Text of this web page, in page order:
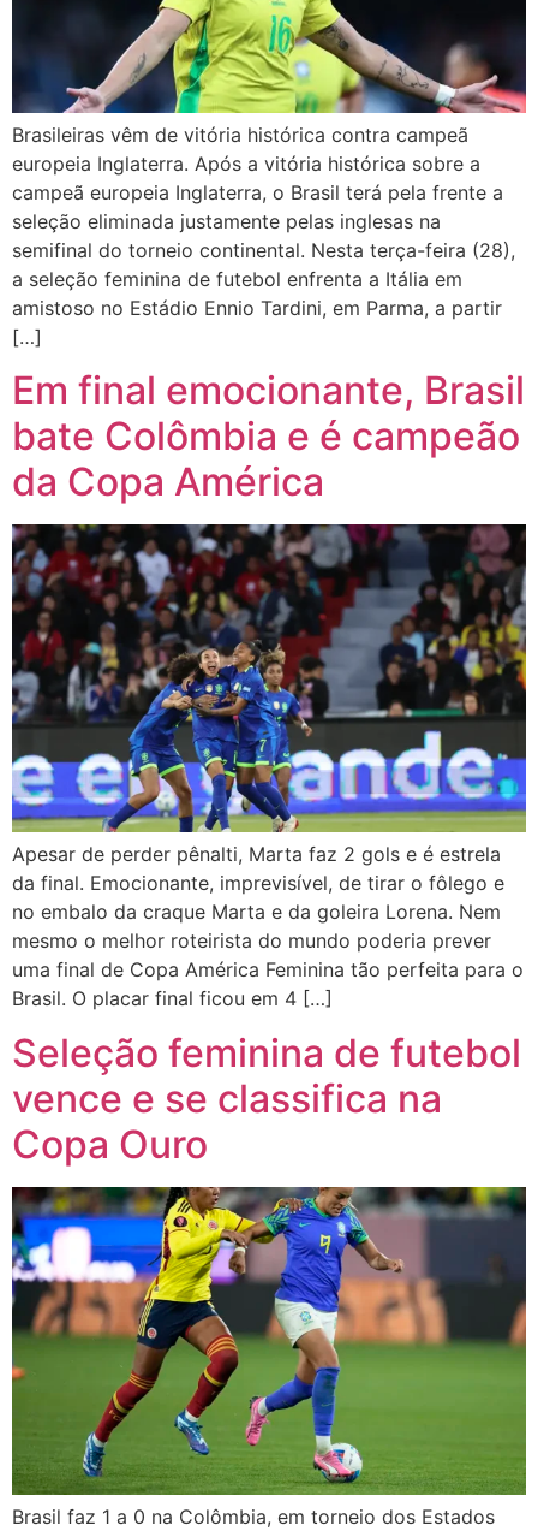
Brasileiras vêm de vitória histórica contra campeã
europeia Inglaterra. Após a vitória histórica sobre a
campeã europeia Inglaterra, o Brasil terá pela frente a
seleção eliminada justamente pelas inglesas na
semifinal do torneio continental. Nesta terça-feira (28),
a seleção feminina de futebol enfrenta a Itália em
amistoso no Estádio Ennio Tardini, em Parma, a partir
[…]
Em final emocionante, Brasil
bate Colômbia e é campeão
da Copa América
Apesar de perder pênalti, Marta faz 2 gols e é estrela
da final. Emocionante, imprevisível, de tirar o fôlego e
no embalo da craque Marta e da goleira Lorena. Nem
mesmo o melhor roteirista do mundo poderia prever
uma final de Copa América Feminina tão perfeita para o
Brasil. O placar final ficou em 4 […]
Seleção feminina de futebol
vence e se classifica na
Copa Ouro
Brasil faz 1 a 0 na Colômbia, em torneio dos Estados